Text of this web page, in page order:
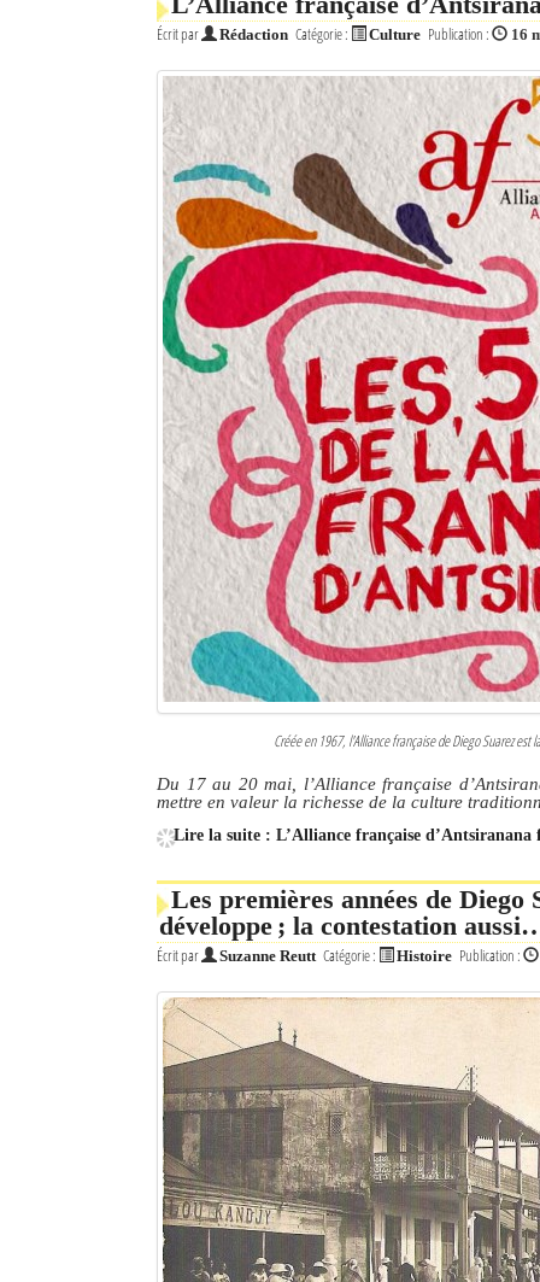
Écrit par Rédaction Catégorie : Culture Publication : 16
Créée en 1967, l'Alliance française de Diego Suarez
Du 17 au 20 mai, l’Alliance française
mettre en valeur la richesse de la culture
Lire la suite : L’Alliance française d’Antsiranana
Les premières années de Diego
développe ; la contestation
Écrit par Suzanne Reutt Catégorie : Histoire Publication :